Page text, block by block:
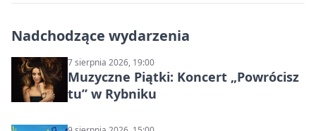
Nadchodzące wydarzenia
7 sierpnia 2026, 19:00
Muzyczne Piątki: Koncert „Powrócisz
tu” w Rybniku